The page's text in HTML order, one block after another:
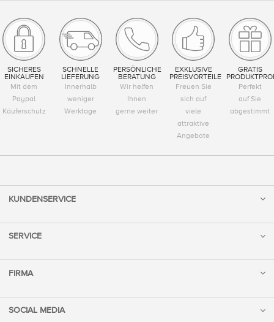
SICHERES
EINKAUFEN
Mit dem
Paypal
Käuferschutz
SCHNELLE
LIEFERUNG
Innerhalb
weniger
Werktage
PERSÖNLICHE
BERATUNG
Wir helfen
Ihnen
gerne weiter
EXKLUSIVE
PREISVORTEILE
Freuen Sie
sich auf
viele
attraktive
Angebote
GRATIS
Perfekt
auf Sie
abgestimmt
KUNDENSERVICE
SERVICE
FIRMA
SOCIAL MEDIA